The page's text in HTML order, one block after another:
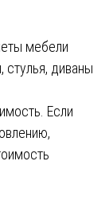
мебели
диваны
Если